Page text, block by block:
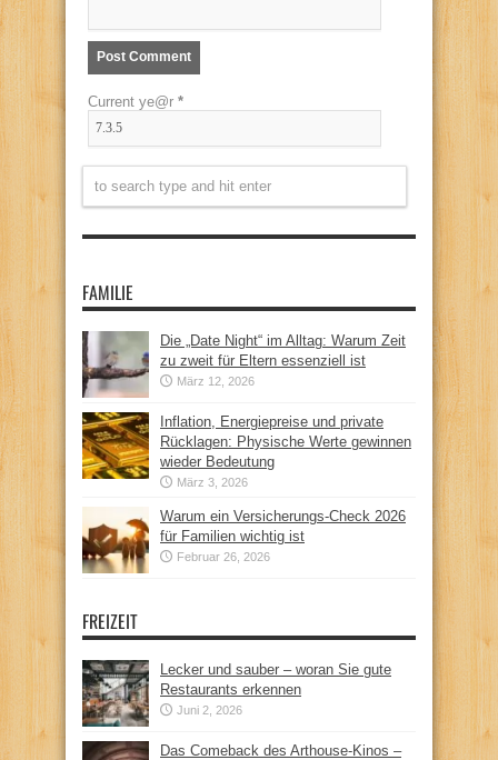
Current ye@r *
FAMILIE
Die „Date Night“ im Alltag: Warum Zeit
zu zweit für Eltern essenziell ist
März 12, 2026
Inflation, Energiepreise und private
Rücklagen: Physische Werte gewinnen
wieder Bedeutung
März 3, 2026
Warum ein Versicherungs-Check 2026
für Familien wichtig ist
Februar 26, 2026
FREIZEIT
Lecker und sauber – woran Sie gute
Restaurants erkennen
Juni 2, 2026
Das Comeback des Arthouse-Kinos –